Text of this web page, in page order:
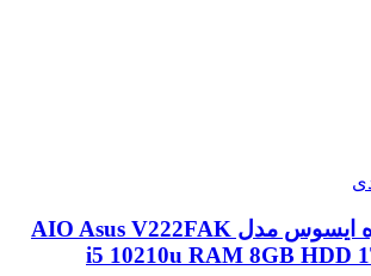
کامپیوتر همه کاره ایسوس مدل AIO Asus V222FAK
i5 10210u RAM 8GB HDD